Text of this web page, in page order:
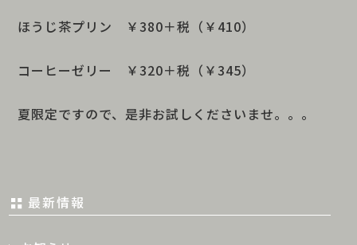
ほうじ茶プリン ￥380＋税（￥410）
コーヒーゼリー ￥320＋税（￥345）
夏限定ですので、是非お試しくださいませ。。。
最新情報